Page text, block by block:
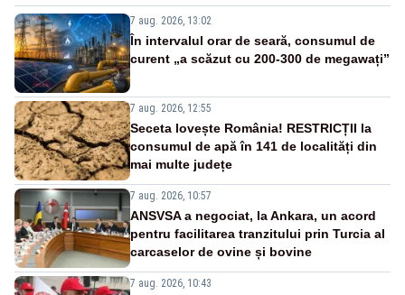
7 aug. 2026, 13:02
În intervalul orar de seară, consumul de
curent „a scăzut cu 200-300 de megawați”
7 aug. 2026, 12:55
Seceta lovește România! RESTRICȚII la
consumul de apă în 141 de localități din
mai multe județe
7 aug. 2026, 10:57
ANSVSA a negociat, la Ankara, un acord
pentru facilitarea tranzitului prin Turcia al
carcaselor de ovine și bovine
7 aug. 2026, 10:43